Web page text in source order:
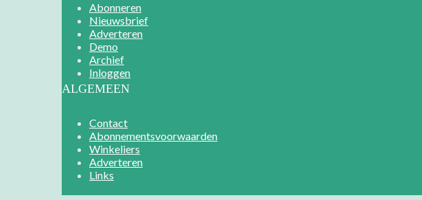
Abonneren
Nieuwsbrief
Adverteren
Demo
Archief
Inloggen
ALGEMEEN
Contact
Abonnementsvoorwaarden
Winkeliers
Adverteren
Links